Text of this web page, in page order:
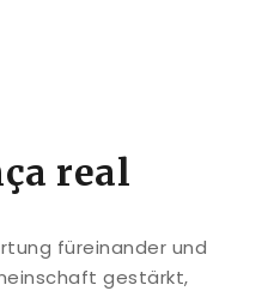
real
füreinander und
gestärkt,